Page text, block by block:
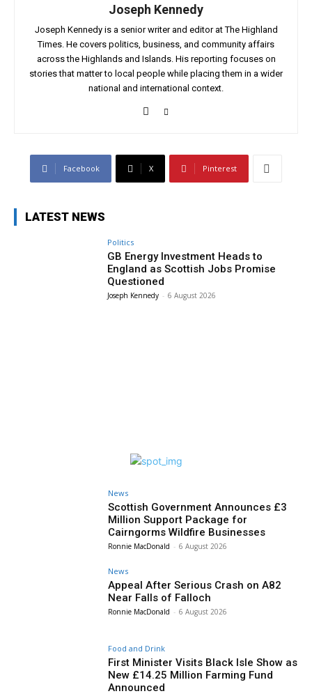
Joseph Kennedy
Joseph Kennedy is a senior writer and editor at The Highland
Times. He covers politics, business, and community affairs
across the Highlands and Islands. His reporting focuses on
stories that matter to local people while placing them in a wider
national and international context.
Facebook X Pinterest
LATEST NEWS
Politics
GB Energy Investment Heads to
England as Scottish Jobs Promise
Questioned
Joseph Kennedy - 6 August 2026
News
Scottish Government Announces £3
Million Support Package for
Cairngorms Wildfire Businesses
Ronnie MacDonald - 6 August 2026
News
Appeal After Serious Crash on A82
Near Falls of Falloch
Ronnie MacDonald - 6 August 2026
Food and Drink
First Minister Visits Black Isle Show as
New £14.25 Million Farming Fund
Announced